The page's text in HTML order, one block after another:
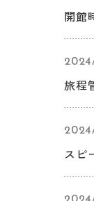
開館
旅程
スピ